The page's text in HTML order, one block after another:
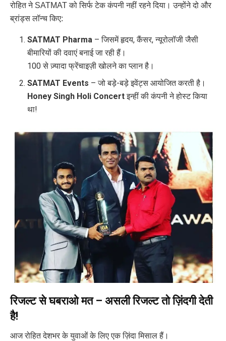
रोहित ने SATMAT को सिर्फ टेक कंपनी नहीं रहने दिया। उन्होंने दो और
ब्रांड्स लॉन्च किए:
SATMAT Pharma – जिसमें हृदय, कैंसर, न्यूरोलॉजी जैसी
बीमारियों की दवाएं बनाई जा रही हैं।
100 से ज़्यादा फ्रेंचाइज़ी खोलने का प्लान है।
SATMAT Events – जो बड़े-बड़े इवेंट्स आयोजित करती है।
Honey Singh Holi Concertइन्हीं की कंपनी ने होस्ट किया
था!
रिजल्ट से घबराओ मत – असली रिजल्ट तो ज़िंदगी देती
है!
आज रोहित देशभर के युवाओं के लिए एक ज़िंदा मिसाल हैं।